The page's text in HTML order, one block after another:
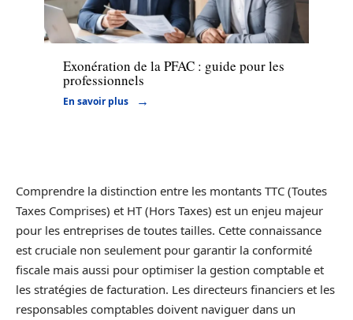
Actu
Exonération de la PFAC : guide pour les
professionnels
En savoir plus
Comprendre la distinction entre les montants TTC (Toutes
Taxes Comprises) et HT (Hors Taxes) est un enjeu majeur
pour les entreprises de toutes tailles. Cette connaissance
est cruciale non seulement pour garantir la conformité
fiscale mais aussi pour optimiser la gestion comptable et
les stratégies de facturation. Les directeurs financiers et les
responsables comptables doivent naviguer dans un